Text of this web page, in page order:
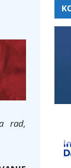
rad,